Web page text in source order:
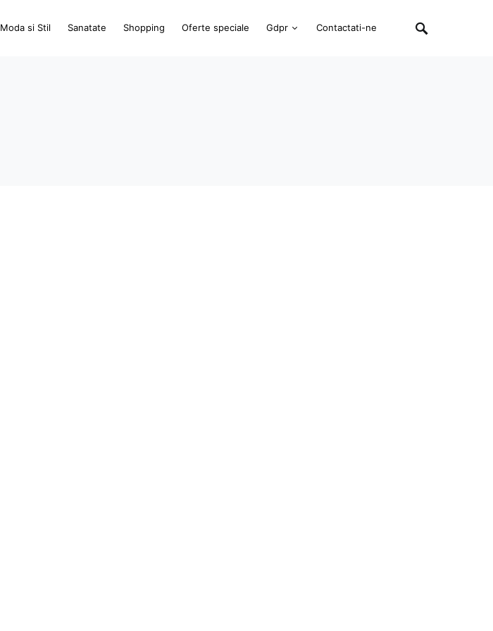
Moda si Stil Sanatate Shopping Oferte speciale Gdpr Contactati-ne